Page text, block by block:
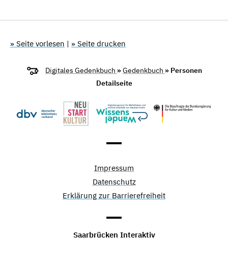
» Seite vorlesen | » Seite drucken
Digitales Gedenkbuch »Gedenkbuch » Personen
Detailseite
Impressum
Datenschutz
Erklärung zur Barrierefreiheit
Saarbrücken Interaktiv